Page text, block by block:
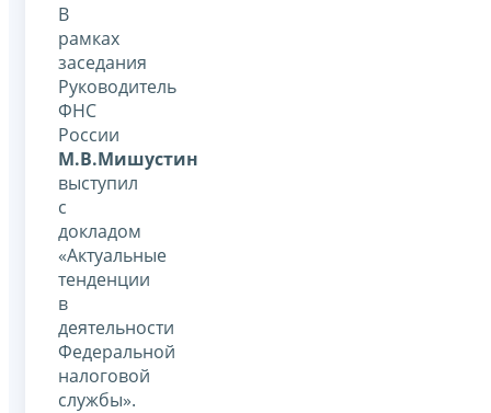
В
рамках
заседания
Руководитель
ФНС
России
М.В.Мишустин
выступил
с
докладом
«Актуальные
тенденции
в
деятельности
Федеральной
налоговой
службы».